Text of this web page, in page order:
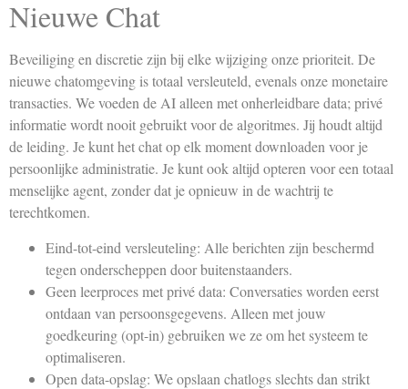
Nieuwe Chat
Beveiliging en discretie zijn bij elke wijziging onze prioriteit. De
nieuwe chatomgeving is totaal versleuteld, evenals onze monetaire
transacties. We voeden de AI alleen met onherleidbare data; privé
informatie wordt nooit gebruikt voor de algoritmes. Jij houdt altijd
de leiding. Je kunt het chat op elk moment downloaden voor je
persoonlijke administratie. Je kunt ook altijd opteren voor een totaal
menselijke agent, zonder dat je opnieuw in de wachtrij te
terechtkomen.
Eind-tot-eind versleuteling: Alle berichten zijn beschermd
tegen onderscheppen door buitenstaanders.
Geen leerproces met privé data: Conversaties worden eerst
ontdaan van persoonsgegevens. Alleen met jouw
goedkeuring (opt-in) gebruiken we ze om het systeem te
optimaliseren.
Open data-opslag: We opslaan chatlogs slechts dan strikt